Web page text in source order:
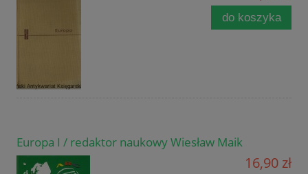
do koszyka
Europa I / redaktor naukowy Wiesław Maik
16,90 zł